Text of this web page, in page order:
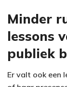
Minder
lessons
publiek
Er valt ook een